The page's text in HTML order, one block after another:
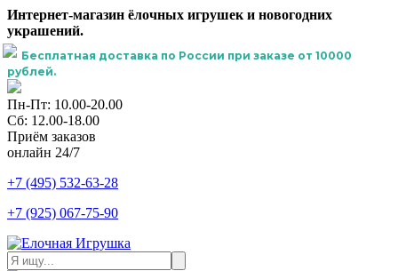
Интернет-магазин ёлочных игрушек и новогодних
украшений.
Бесплатная доставка по России при заказе от 10000
рублей.
Пн-Пт: 10.00-20.00
Сб: 12.00-18.00
Приём заказов
онлайн 24/7
+7 (495) 532-63-28
+7 (925) 067-75-90